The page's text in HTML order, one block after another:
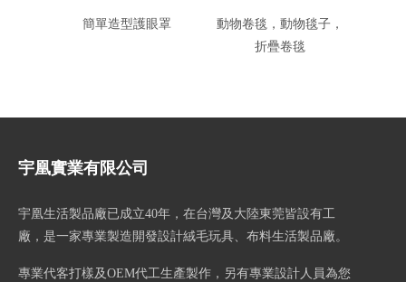
簡單造型護眼罩
動物卷毯，動物毯子，
折疊卷毯
宇凰實業有限公司
宇凰生活製品廠已成立40年，在台灣及大陸東莞皆設有工
廠，是一家專業製造開發設計絨毛玩具、布料生活製品廠。
專業代客打樣及OEM代工生產製作，另有專業設計人員為您